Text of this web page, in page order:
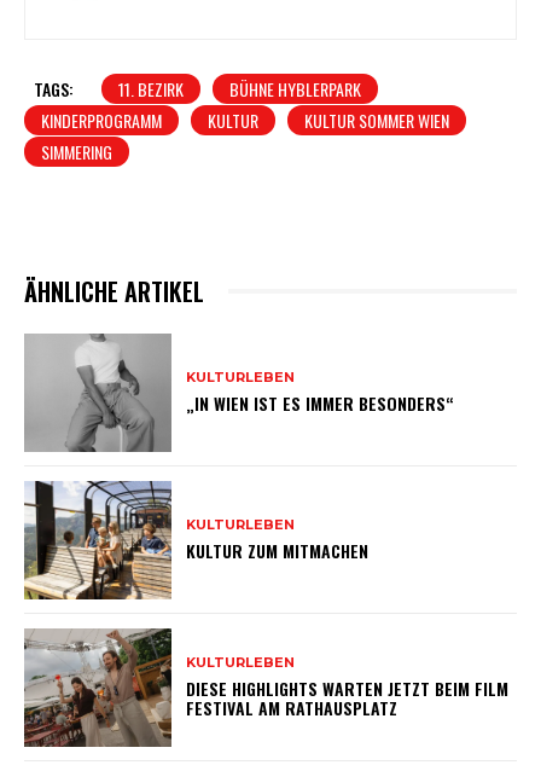
TAGS: 11. BEZIRK
BÜHNE HYBLERPARK
KINDERPROGRAMM
KULTUR
KULTUR SOMMER WIEN
SIMMERING
ÄHNLICHE ARTIKEL
KULTURLEBEN
„IN WIEN IST ES IMMER BESONDERS“
KULTURLEBEN
KULTUR ZUM MITMACHEN
KULTURLEBEN
DIESE HIGHLIGHTS WARTEN JETZT BEIM FILM
FESTIVAL AM RATHAUSPLATZ